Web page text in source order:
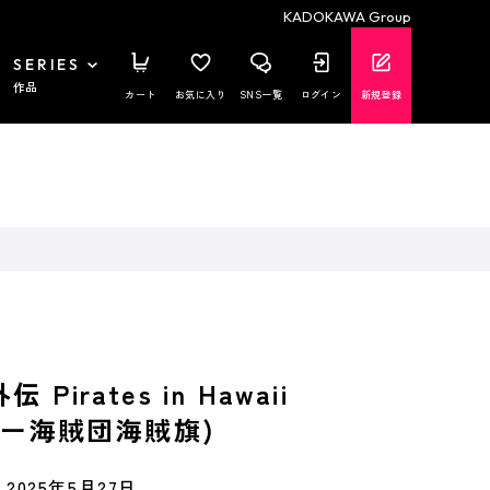
KADOKAWA Group
SERIES
作品 カート お気に入り SNS一覧 ログイン 新規登録
伝 Pirates in Hawaii
海賊団海賊旗)